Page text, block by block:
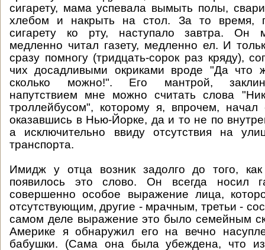
сигарету, мама успевала вымыть полы,
хлебом и накрыть на стол. За то время,
сигарету ко рту, наступало завтра. Он
медленно читал газету, медленно ел. И
сразу помногу (тридцать-сорок раз кряду),
чих досадливыми окриками вроде "Да что
сколько можно!". Его мантрой,
напутствием мне можно считать слова
троллейбусом", которому я, впрочем, начал
оказавшись в Нью-Йорке, да и то не по
а исключительно ввиду отсутствия на
транспорта.
Имидж у отца возник задолго до того,
появилось это слово. Он всегда носил
совершенно особое выражение лица,
отсутствующим, другие - мрачным, третьи -
самом деле выражение это было семейным
Америке я обнаружил его на вечно
бабушки. (Сама она была убеждена, что